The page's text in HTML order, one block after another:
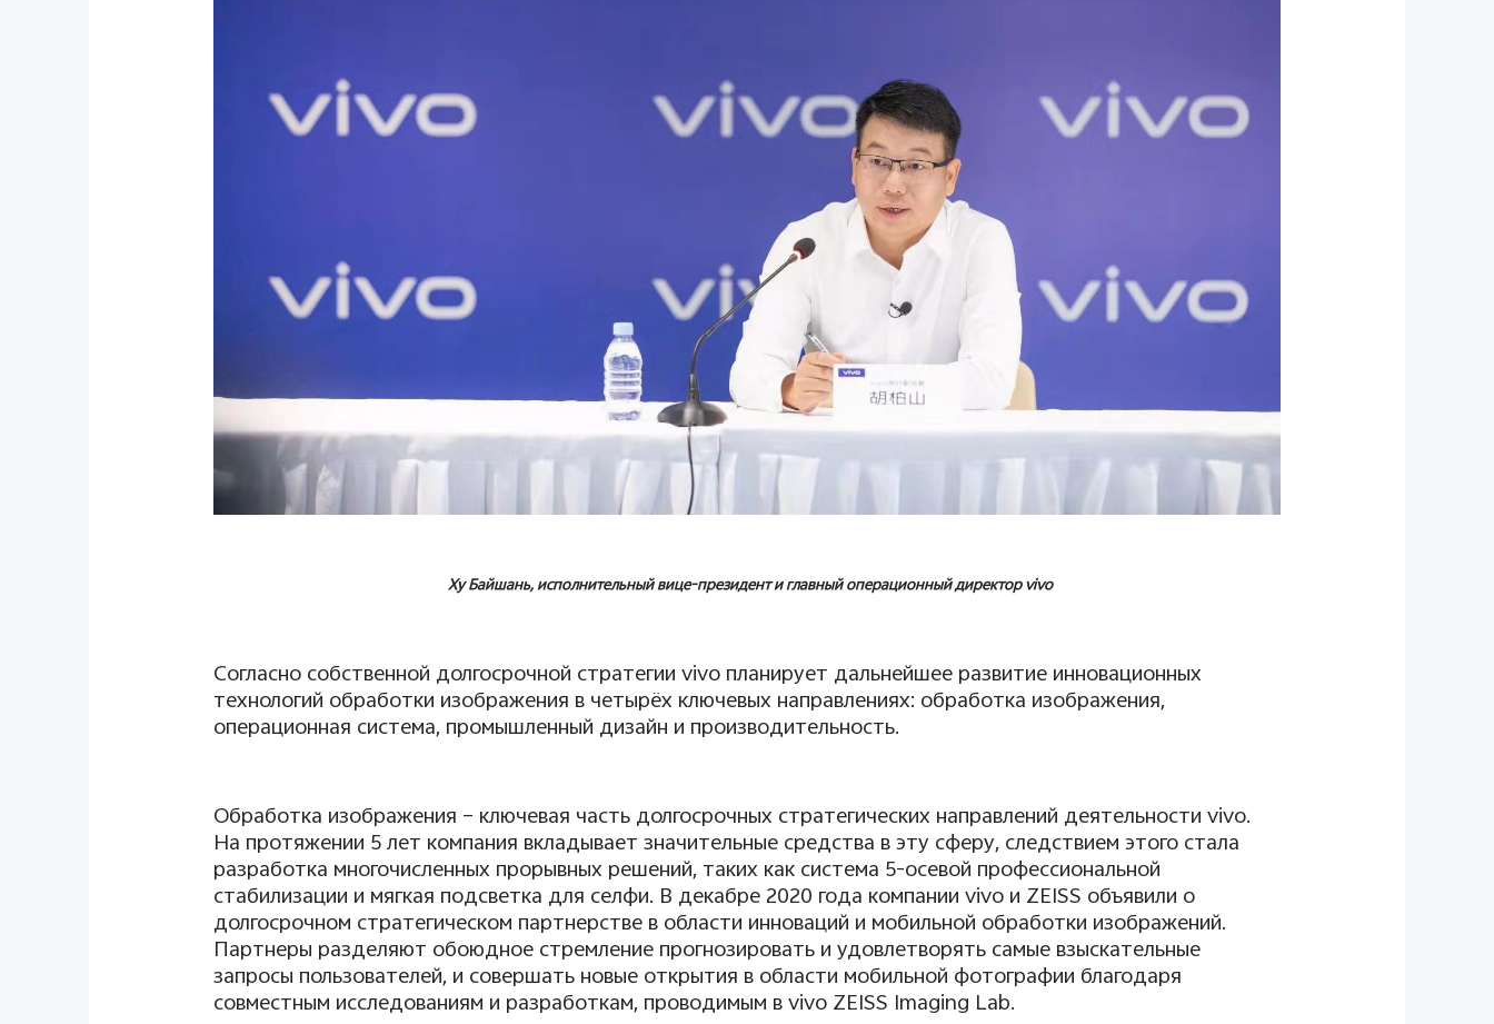
Ху Байшань, исполнительный вице-президент и главный операционный директорvivo
Согласно собственной долгосрочной стратегииvivoпланирует дальнейшее развитие инновационных
технологий обработки изображения в четырёх ключевых направлениях: обработка изображения,
операционная система, промышленный дизайн и производительность.
Обработка изображения – ключевая часть долгосрочных стратегических направлений деятельностиvivo.
На протяжении 5 лет компания вкладывает значительные средства в эту сферу, следствием этого стала
разработка многочисленных прорывных решений, таких как система 5-осевой профессиональной
стабилизации и мягкая подсветка для селфи. В декабре 2020 года компанииvivoи ZEISS объявили о
долгосрочном стратегическом партнерстве в области инноваций и мобильной обработки изображений.
Партнеры разделяют обоюдное стремление прогнозировать и удовлетворять самые взыскательные
запросы пользователей, и совершать новые открытия в области мобильной фотографии благодаря
совместным исследованиям и разработкам, проводимым вvivoZEISS Imaging Lab.